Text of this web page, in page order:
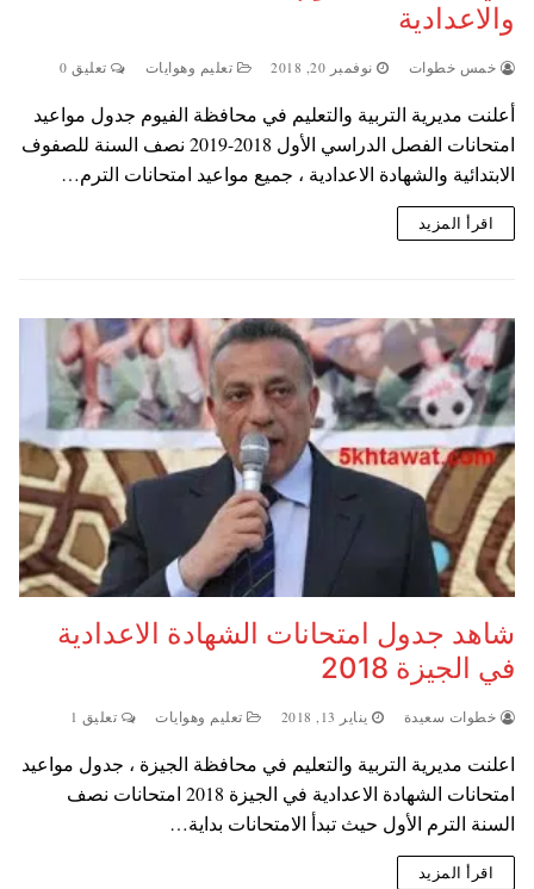
والاعدادية
خمس خطوات نوفمبر 20, 2018 تعليم وهوايات تعليق 0
أعلنت مديرية التربية والتعليم في محافظة الفيوم جدول مواعيد
امتحانات الفصل الدراسي الأول 2018-2019 نصف السنة للصفوف
الابتدائية والشهادة الاعدادية ، جميع مواعيد امتحانات الترم…
اقرأ المزيد
شاهد جدول امتحانات الشهادة الاعدادية
في الجيزة 2018
خطوات سعيدة يناير 13, 2018 تعليم وهوايات تعليق 1
اعلنت مديرية التربية والتعليم في محافظة الجيزة ، جدول مواعيد
امتحانات الشهادة الاعدادية في الجيزة 2018 امتحانات نصف
السنة الترم الأول حيث تبدأ الامتحانات بداية…
اقرأ المزيد